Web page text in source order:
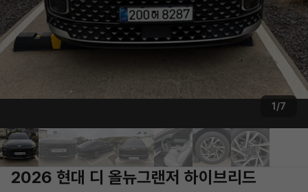
1/7
2026 현대 디 올뉴그랜저 하이브리드